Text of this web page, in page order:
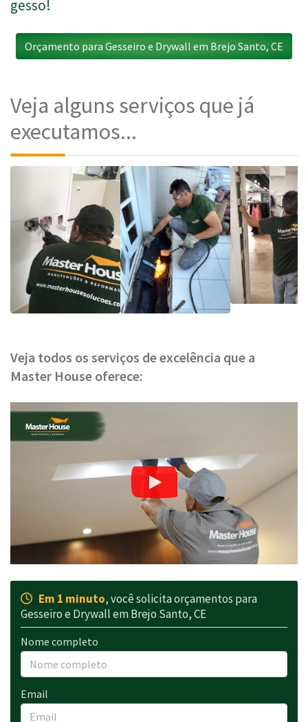
gesso!
Orçamento para Gesseiro e Drywall em Brejo Santo, CE
Veja alguns serviços que já
executamos...
Veja todos os serviços de excelência que a
Master House oferece:
Em 1 minuto, você solicita orçamentos para
Gesseiro e Drywall em Brejo Santo, CE
Nome completo
Email